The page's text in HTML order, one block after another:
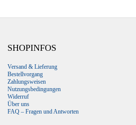
SHOPINFOS
Versand & Lieferung
Bestellvorgang
Zahlungsweisen
Nutzungsbedingungen
Widerruf
Über uns
FAQ – Fragen und Antworten